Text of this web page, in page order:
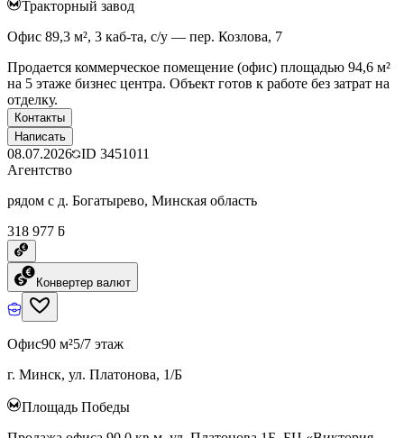
Тракторный завод
Офис 89,3 м², 3 каб-та, с/у — пер. Козлова, 7
Продается коммерческое помещение (офис) площадью 94,6 м²
на 5 этаже бизнес центра. Объект готов к работе без затрат на
отделку.
Контакты
Написать
08.07.2026 ID 3451011
Агентство
рядом с д. Богатырево, Минская область
318 977 ƃ
Конвертер валют
Офис90 м²5/7 этаж
г. Минск, ул. Платонова, 1/Б
Площадь Победы